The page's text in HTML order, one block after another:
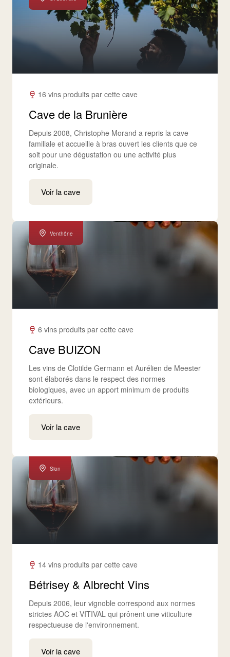
16 vins produits par cette cave
Cave de la Brunière
Depuis 2008, Christophe Morand a repris la cave
familiale et accueille à bras ouvert les clients que ce
soit pour une dégustation ou une activité plus
originale.
Voir la cave
Venthône
6 vins produits par cette cave
Cave BUIZON
Les vins de Clotilde Germann et Aurélien de Meester
sont élaborés dans le respect des normes
biologiques, avec un apport minimum de produits
extérieurs.
Voir la cave
Sion
14 vins produits par cette cave
Bétrisey & Albrecht Vins
Depuis 2006, leur vignoble correspond aux normes
strictes AOC et VITIVAL qui prônent une viticulture
respectueuse de l'environnement.
Voir la cave